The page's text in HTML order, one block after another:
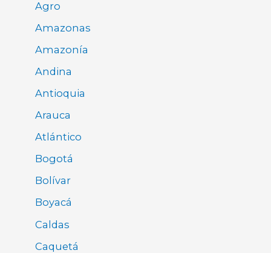
Agro
Amazonas
Amazonía
Andina
Antioquia
Arauca
Atlántico
Bogotá
Bolívar
Boyacá
Caldas
Caquetá